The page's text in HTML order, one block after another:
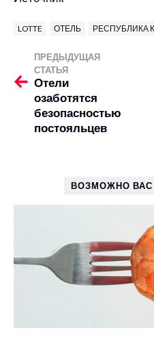
LOTTE ОТЕЛЬ РЕСПУБЛИКА
ПРЕДЫДУЩАЯ
СТАТЬЯ
Отели
озаботятся
безопасностью
постояльцев
ВОЗМОЖНО ВАС